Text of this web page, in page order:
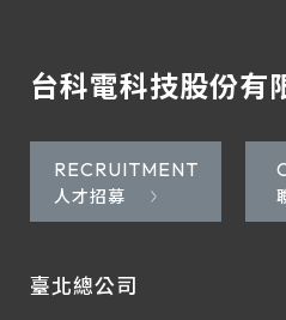
台科電科技股份有
RECRUITMENT
人才招募
臺北總公司